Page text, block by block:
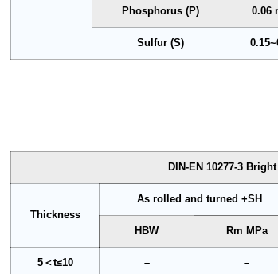
Phosphorus (P) 0.06
Sulfur (S)
DIN-EN 10277-3
Thickness
As rolled and turned +SH
HBW
Rm MPa
5＜t≤10 – –